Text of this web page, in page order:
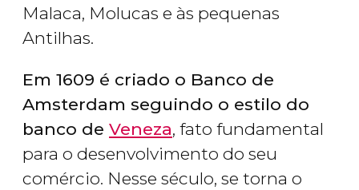
Malaca, Molucas e às pequenas
Antilhas.
Em 1609 é criado o Banco de
Amsterdam seguindo o estilo do
banco de Veneza, fato fundamental
para o desenvolvimento do seu
comércio. Nesse século, se torna o